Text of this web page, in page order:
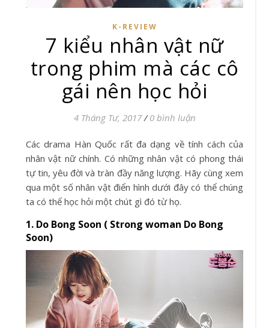
K-REVIEW
7 kiểu nhân vật nữ
trong phim mà các cô
gái nên học hỏi
4 Tháng Tư, 2017 / 0 bình luận
Các drama Hàn Quốc rất đa dạng về tính cách của
nhân vật nữ chính. Có những nhân vật có phong thái
tự tin, yêu đời và tràn đầy năng lượng. Hãy cùng xem
qua một số nhân vật điển hình dưới đây có thể chúng
ta có thể học hỏi một chút gì đó từ họ.
1. Do Bong Soon ( Strong woman Do Bong
Soon)